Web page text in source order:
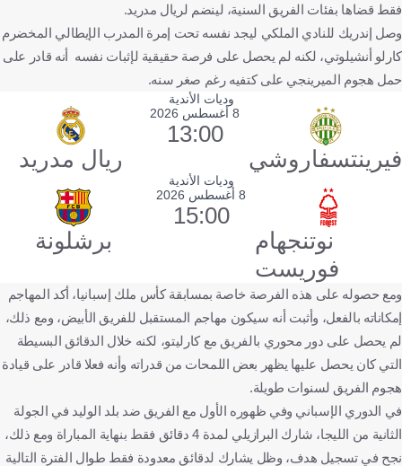
فقط قضاها بفئات الفريق السنية، لينضم لريال مدريد.
وصل إندريك للنادي الملكي ليجد نفسه تحت إمرة المدرب الإيطالي المخضرم
كارلو أنشيلوتي، لكنه لم يحصل على فرصة حقيقية لإثبات نفسه أنه قادر على
حمل هجوم الميرينجي على كتفيه رغم صغر سنه.
وديات الأندية
فيرينتسفاروشي
8 أغسطس 2026
13:00
ريال مدريد
وديات الأندية
نوتنجهام
فوريست
8 أغسطس 2026
15:00
برشلونة
ومع حصوله على هذه الفرصة خاصة بمسابقة كأس ملك إسبانيا، أكد المهاجم
إمكاناته بالفعل، وأثبت أنه سيكون مهاجم المستقبل للفريق الأبيض، ومع ذلك،
لم يحصل على دور محوري بالفريق مع كارليتو، لكنه خلال الدقائق البسيطة
التي كان يحصل عليها يظهر بعض اللمحات من قدراته وأنه فعلا قادر على قيادة
هجوم الفريق لسنوات طويلة.
في الدوري الإسباني وفي ظهوره الأول مع الفريق ضد بلد الوليد في الجولة
الثانية من الليجا، شارك البرازيلي لمدة 4 دقائق فقط بنهاية المباراة ومع ذلك،
نجح في تسجيل هدف، وظل يشارك لدقائق معدودة فقط طوال الفترة التالية